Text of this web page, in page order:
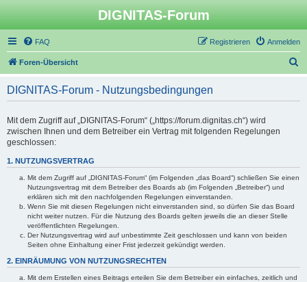
DIGNITAS-Forum
FAQ Anmelden
Registrieren
Foren-Übersicht
DIGNITAS-Forum - Nutzungsbedingungen
Mit dem Zugriff auf „DIGNITAS-Forum“ („https://forum.dignitas.ch“) wird
zwischen Ihnen und dem Betreiber ein Vertrag mit folgenden Regelungen
geschlossen:
1. NUTZUNGSVERTRAG
Mit dem Zugriff auf „DIGNITAS-Forum“ (im Folgenden „das Board“) schließen Sie einen
Nutzungsvertrag mit dem Betreiber des Boards ab (im Folgenden „Betreiber“) und
erklären sich mit den nachfolgenden Regelungen einverstanden.
Wenn Sie mit diesen Regelungen nicht einverstanden sind, so dürfen Sie das Board
nicht weiter nutzen. Für die Nutzung des Boards gelten jeweils die an dieser Stelle
veröffentlichten Regelungen.
Der Nutzungsvertrag wird auf unbestimmte Zeit geschlossen und kann von beiden
Seiten ohne Einhaltung einer Frist jederzeit gekündigt werden.
2. EINRÄUMUNG VON NUTZUNGSRECHTEN
Mit dem Erstellen eines Beitrags erteilen Sie dem Betreiber ein einfaches, zeitlich und